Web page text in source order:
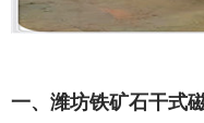
一、潍坊铁矿石干式